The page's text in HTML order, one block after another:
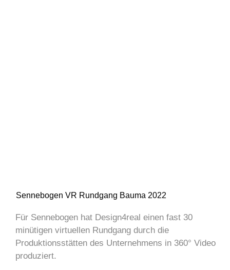
Sennebogen VR Rundgang Bauma 2022
Für Sennebogen hat Design4real einen fast 30
minütigen virtuellen Rundgang durch die
Produktionsstätten des Unternehmens in 360° Video
produziert.